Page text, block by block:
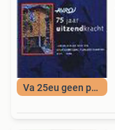
Va 25eu geen porto